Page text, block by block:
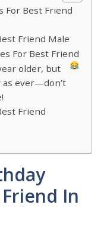
For Best Friend
Friend Male
For Best Friend
older, but
as ever—don’t
Friend
In